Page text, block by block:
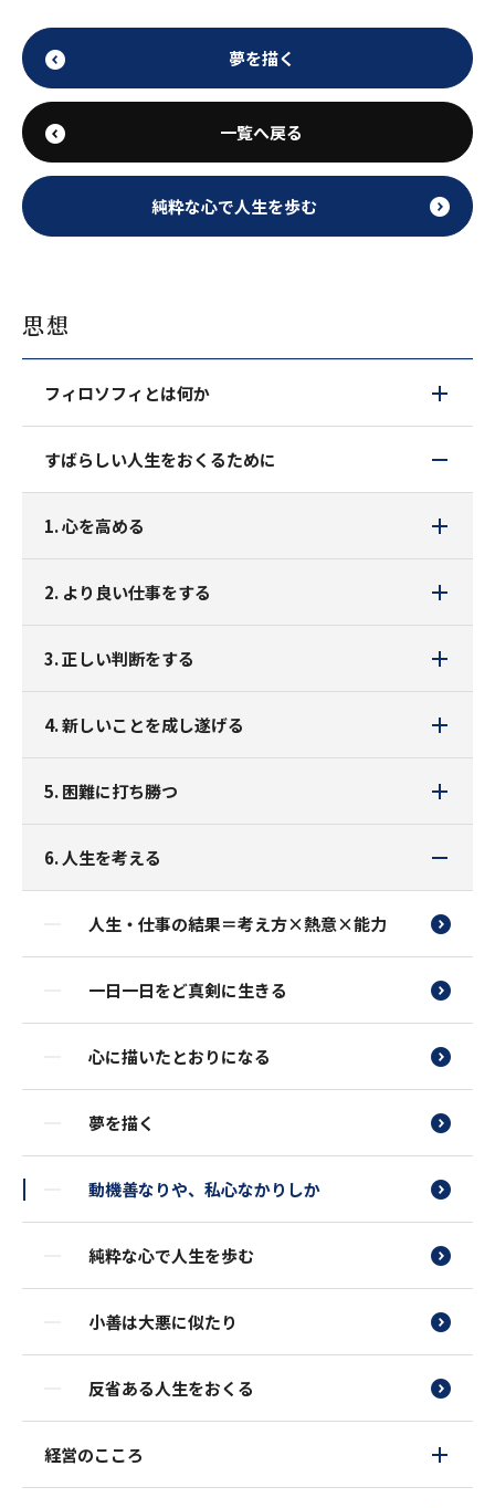
夢を描く
一覧へ戻る
純粋な心で人生を歩む
思想
フィロソフィとは何か
すばらしい人生をおくるために
1. 心を高める
2. より良い仕事をする
3. 正しい判断をする
4. 新しいことを成し遂げる
5. 困難に打ち勝つ
6. 人生を考える
人生・仕事の結果＝考え方×熱意×能力
一日一日をど真剣に生きる
心に描いたとおりになる
夢を描く
動機善なりや、私心なかりしか
純粋な心で人生を歩む
小善は大悪に似たり
反省ある人生をおくる
経営のこころ